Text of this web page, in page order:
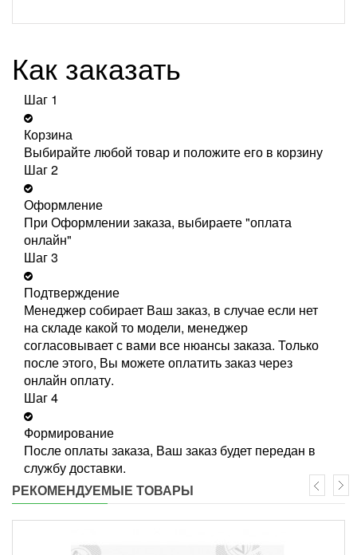
Как заказать
Шаг 1
Корзина
Выбирайте любой товар и положите его в корзину
Шаг 2
Оформление
При Оформлении заказа, выбираете "оплата
онлайн"
Шаг 3
Подтверждение
Менеджер собирает Ваш заказ, в случае если нет
на складе какой то модели, менеджер
согласовывает с вами все нюансы заказа. Только
после этого, Вы можете оплатить заказ через
онлайн оплату.
Шаг 4
Формирование
После оплаты заказа, Ваш заказ будет передан в
службу доставки.
РЕКОМЕНДУЕМЫЕ ТОВАРЫ